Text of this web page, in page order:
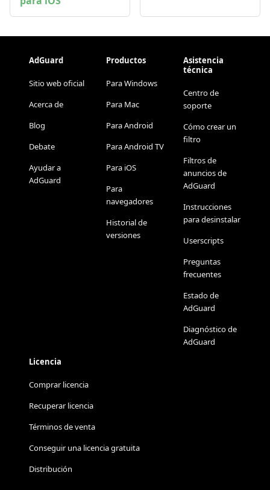
AdGuard
Sitio web oficial
Acerca de
Blog
Debate
Ayudar a
AdGuard
Productos
Para Windows
Para Mac
Para Android
Para Android TV
Para iOS
Para
navegadores
Historial de
versiones
Asistencia
técnica
Centro de
soporte
Cómo crear un
filtro
Filtros de
anuncios de
AdGuard
Instrucciones
para desinstalar
Userscripts
Preguntas
frecuentes
Estado de
AdGuard
Diagnóstico de
AdGuard
Licencia
Comprar licencia
Recuperar licencia
Términos de venta
Conseguir una licencia gratuita
Distribución